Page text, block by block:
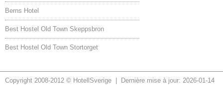
Berns Hotel
Best Hostel Old Town Skeppsbron
Best Hostel Old Town Stortorget
Copyright 2008-2012 © HotellSverige | Dernière mise à jour: 2026-01-14